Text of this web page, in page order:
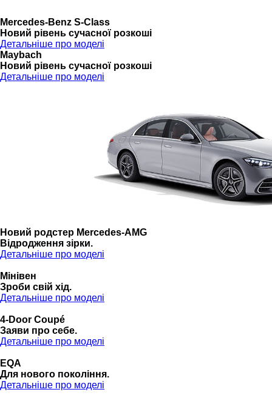
Mercedes-Benz S-Class
Новий рівень сучасної розкоші
Детальніше про моделі
Maybach
Новий рівень сучасної розкоші
Детальніше про моделі
Новий родстер Mercedes-AMG
Відродження зірки.
Детальніше про моделі
Мінівен
Зроби свій хід.
Детальніше про моделі
4-Door Coupé
Заяви про себе.
Детальніше про моделі
EQA
Для нового покоління.
Детальніше про моделі